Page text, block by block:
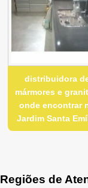
distribuidora
mármores e
onde encontrar
Jardim Santa
Regiões de